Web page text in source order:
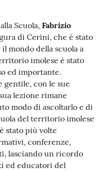
Scuola, Fabrizio
di Cerini, che è stato
mondo della scuola a
imolese è stato
ed importante.
gentile, con le sue
lezione rimane
modo di ascoltarlo e di
del territorio imolese
stato più volte
conferenze,
lasciando un ricordo
ed educatori del